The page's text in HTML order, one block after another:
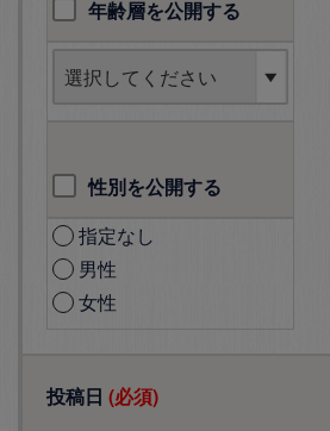
年齢層を公開する
性別を公開する
指定なし
男性
女性
投稿日 (必須)